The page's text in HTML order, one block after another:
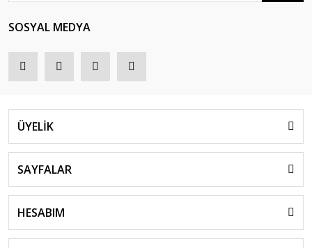
SOSYAL MEDYA
ÜYELİK
SAYFALAR
HESABIM